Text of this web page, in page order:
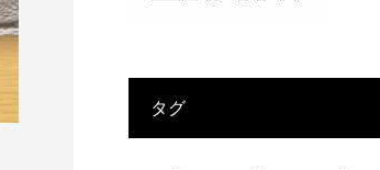
タグ